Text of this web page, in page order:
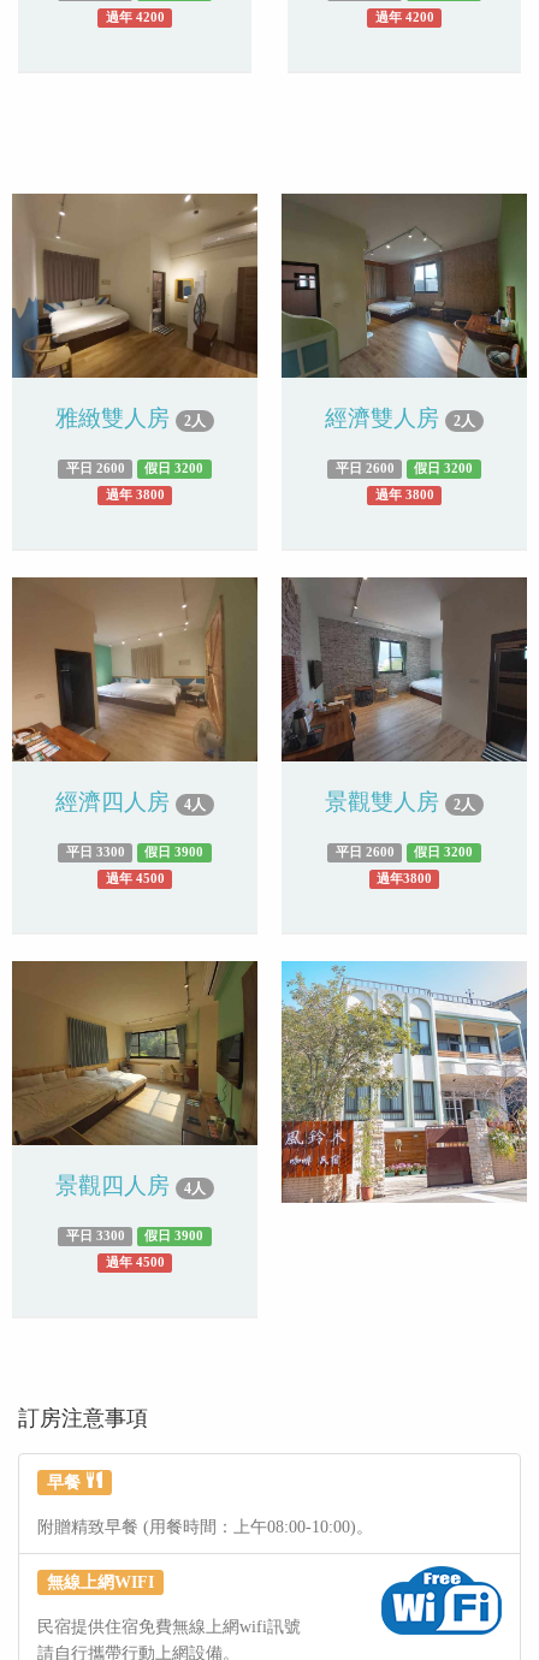
過年 4200
過年 4200
雅緻雙人房 2人
平日 2600
假日 3200
過年 3800
經濟雙人房 2人
平日 2600
假日 3200
過年 3800
經濟四人房 4人
平日 3300
假日 3900
過年 4500
景觀雙人房 2人
平日 2600
假日 3200
過年3800
景觀四人房 4人
平日 3300
假日 3900
過年 4500
訂房注意事項
早餐
附贈精致早餐 (用餐時間：上午08:00-10:00)。
無線上網WIFI
民宿提供住宿免費無線上網wifi訊號
請自行攜帶行動上網設備。